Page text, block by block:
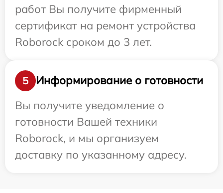
работ Вы получите фирменный
сертификат на ремонт устройства
Roborock сроком до 3 лет.
5
Информирование о готовности
Вы получите уведомление о
готовности Вашей техники
Roborock, и мы организуем
доставку по указанному адресу.